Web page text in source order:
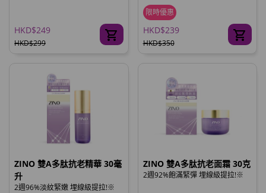
HKD$249
HKD$299
限時優惠
HKD$239
HKD$350
ZINO 雙A多肽抗老精華 30毫
升
2週96%淡紋緊嫩 埋線級提拉!※
ZINO 雙A多肽抗老面霜 30克
2週92%飽滿緊彈 埋線級提拉!※